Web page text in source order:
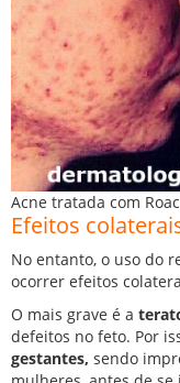
Acne tratada com
Efeitos
No entanto, o uso do
ocorrer efeitos
O mais grave é a
defeitos no feto. Por
gestantes, sendo